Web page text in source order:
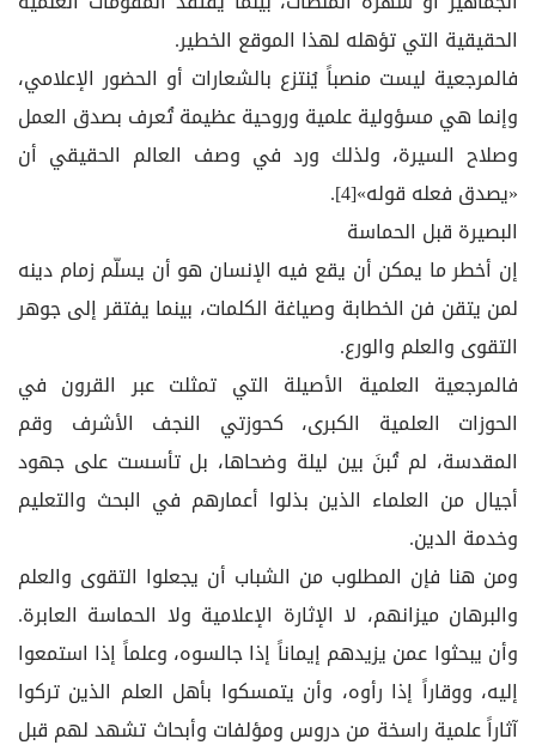
الحقيقية التي تؤهله لهذا الموقع الخطير.
فالمرجعية ليست منصباً يُنتزع بالشعارات أو الحضور الإعلامي،
وإنما هي مسؤولية علمية وروحية عظيمة تُعرف بصدق العمل
وصلاح السيرة، ولذلك ورد في وصف العالم الحقيقي أن
«يصدق فعله قوله»[4].
البصيرة قبل الحماسة
إن أخطر ما يمكن أن يقع فيه الإنسان هو أن يسلّم زمام دينه
لمن يتقن فن الخطابة وصياغة الكلمات، بينما يفتقر إلى جوهر
التقوى والعلم والورع.
فالمرجعية العلمية الأصيلة التي تمثلت عبر القرون في
الحوزات العلمية الكبرى، كحوزتي النجف الأشرف وقم
المقدسة، لم تُبنَ بين ليلة وضحاها، بل تأسست على جهود
أجيال من العلماء الذين بذلوا أعمارهم في البحث والتعليم
وخدمة الدين.
ومن هنا فإن المطلوب من الشباب أن يجعلوا التقوى والعلم
والبرهان ميزانهم، لا الإثارة الإعلامية ولا الحماسة العابرة.
وأن يبحثوا عمن يزيدهم إيماناً إذا جالسوه، وعلماً إذا استمعوا
إليه، ووقاراً إذا رأوه، وأن يتمسكوا بأهل العلم الذين تركوا
آثاراً علمية راسخة من دروس ومؤلفات وأبحاث تشهد لهم قبل